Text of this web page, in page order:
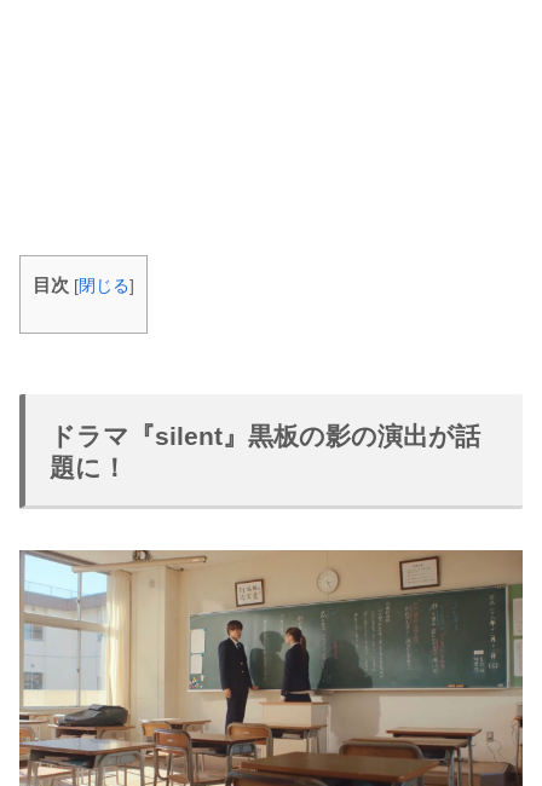
目次 [閉じる]
ドラマ『silent』黒板の影の演出が話
題に！